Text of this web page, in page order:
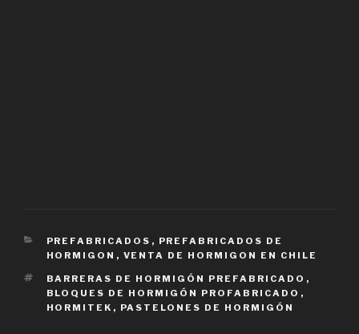
CATEGORIES
PREFABRICADOS , PREFABRICADOS DE
HORMIGON , VENTA DE HORMIGON EN CHILE
TAGS
BARRERAS DE HORMIGÓN PREFABRICADO ,
BLOQUES DE HORMIGÓN PROFABRICADO ,
HORMITEK , PASTELONES DE HORMIGÓN